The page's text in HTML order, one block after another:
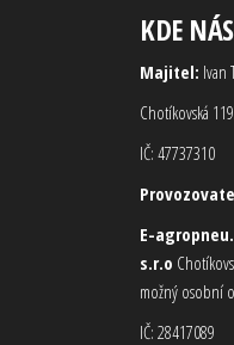
KDE
Majitel: Ivan
Chotíkovská
IČ: 47737310
E-
s.r.o
možný osobní
IČ: 28417089